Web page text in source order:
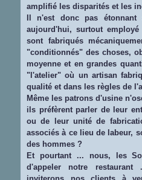
amplifié les disparités et les
Il n'est donc pas
aujourd'hui, surtout
sont fabriqués
"conditionnés" des choses,
moyenne et en grandes
"l'atelier" où un artisan
qualité et dans les règles de
Même les patrons d'usine
ils préfèrent parler de leur
ou de leur unité de
associés à ce lieu de labeur,
des hommes ?
Et pourtant ... nous, les
d'appeler notre